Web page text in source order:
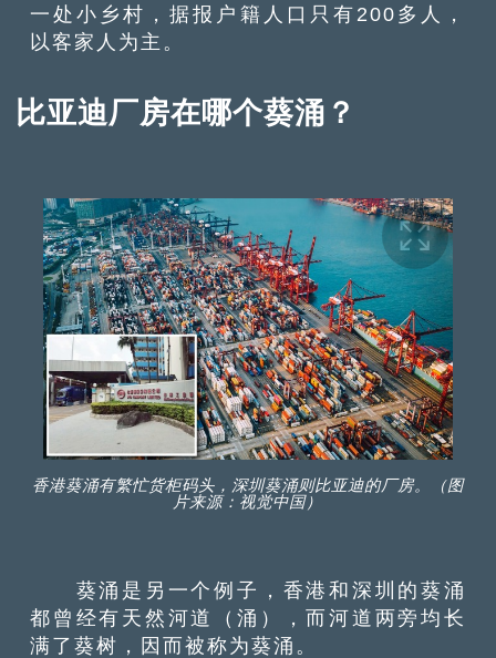
一处小乡村，据报户籍人口只有200多人，
以客家人为主。
比亚迪厂房在哪个葵涌？
香港葵涌有繁忙货柜码头，深圳葵涌则比亚迪的厂房。（图
片来源：视觉中国）
葵涌是另一个例子，香港和深圳的葵涌
都曾经有天然河道（涌），而河道两旁均长
满了葵树，因而被称为葵涌。